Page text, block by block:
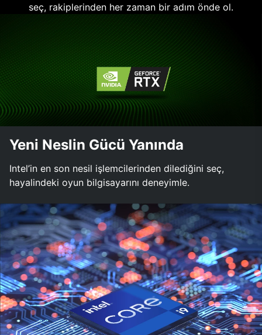
seç, rakiplerinden her zaman bir adım önde ol.
Yeni Neslin Gücü Yanında
Intel’in en son nesil işlemcilerinden dilediğini seç,
hayalindeki oyun bilgisayarını deneyimle.